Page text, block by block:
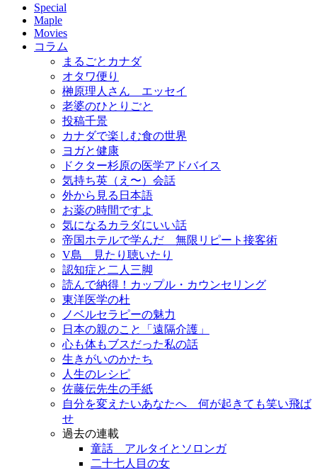
Special
Maple
Movies
コラム
まるごとカナダ
オタワ便り
榊原理人さん エッセイ
老婆のひとりごと
投稿千景
カナダで楽しむ食の世界
ヨガと健康
ドクター杉原の医学アドバイス
気持ち英（え〜）会話
外から見る日本語
お薬の時間ですよ
気になるカラダにいい話
帝国ホテルで学んだ 無限リピート接客術
V島 見たり聴いたり
認知症と二人三脚
読んで納得！カップル・カウンセリング
東洋医学の杜
ノベルセラピーの魅力
日本の親のこと「遠隔介護」
心も体もブスだった私の話
生きがいのかたち
人生のレシピ
佐藤伝先生の手紙
自分を変えたいあなたへ 何が起きても笑い飛ば
せ
過去の連載
童話 アルタイとソロンガ
二十七人目の女